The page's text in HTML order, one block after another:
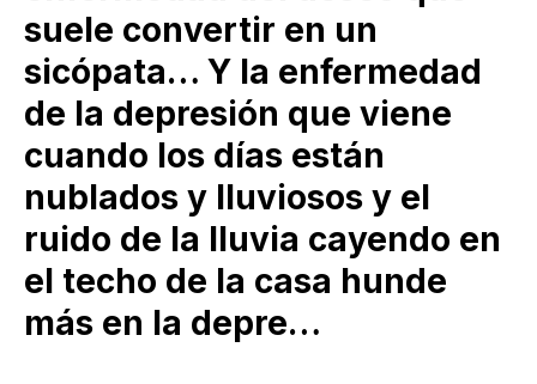
suele convertir en un
sicópata… Y la enfermedad
de la depresión que viene
cuando los días están
nublados y lluviosos y el
ruido de la lluvia cayendo en
el techo de la casa hunde
más en la depre…